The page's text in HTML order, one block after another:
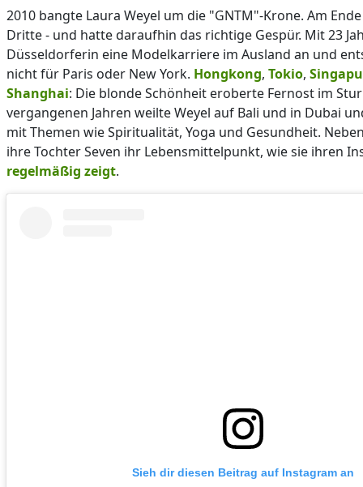
2010 bangte Laura Weyel um die "GNTM"-Krone. Am
Dritte - und hatte daraufhin das richtige Gespür. Mit 23
Düsseldorferin eine Modelkarriere im Ausland an und
nicht für Paris oder New York. Hongkong, Tokio,
Shanghai: Die blonde Schönheit eroberte Fernost im
vergangenen Jahren weilte Weyel auf Bali und in Dubai
mit Themen wie Spiritualität, Yoga und Gesundheit.
ihre Tochter Seven ihr Lebensmittelpunkt, wie sie ihren
regelmäßig zeigt.
Sieh dir diesen Beitrag auf Instagram an